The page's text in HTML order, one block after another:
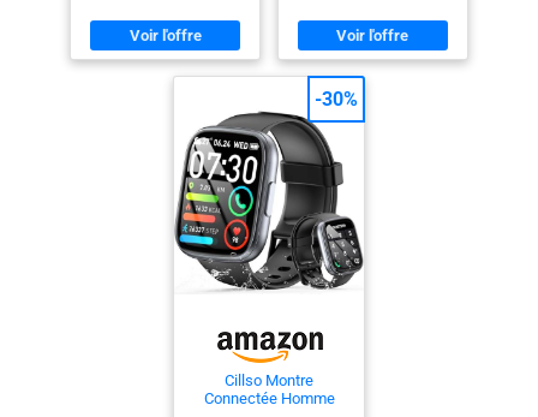
Cillso Montre
Connectée Homme
-30%